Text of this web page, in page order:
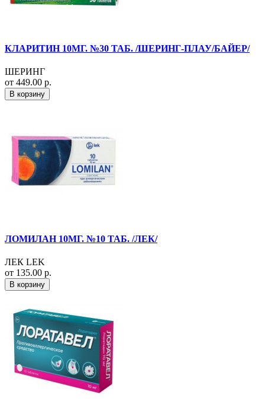
КЛАРИТИН 10МГ. №30 ТАБ. /ШЕРИНГ-ПЛАУ/БАЙЕР/
ШЕРИНГ
от 449.00 р.
В корзину
ЛОМИЛАН 10МГ. №10 ТАБ. /ЛЕК/
ЛЕК LEK
от 135.00 р.
В корзину